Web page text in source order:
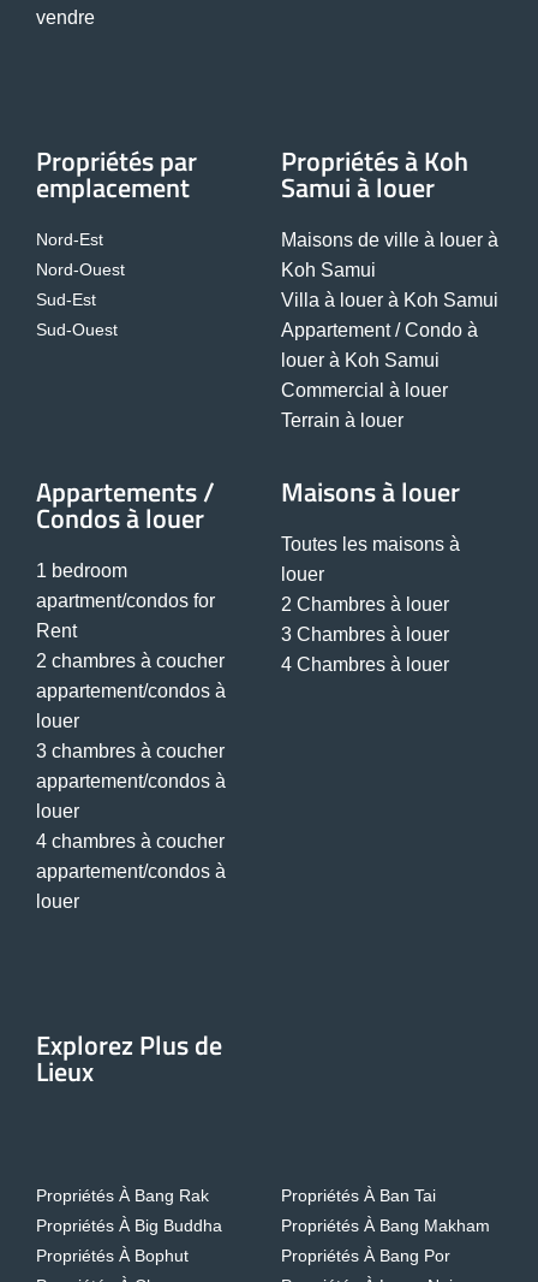
vendre
Propriétés par
emplacement
Nord-Est
Nord-Ouest
Sud-Est
Sud-Ouest
Propriétés à Koh
Samui à louer
Maisons de ville à louer à
Koh Samui
Villa à louer à Koh Samui
Appartement / Condo à
louer à Koh Samui
Commercial à louer
Terrain à louer
Appartements /
Condos à louer
1 bedroom
apartment/condos for
Rent
2 chambres à coucher
appartement/condos à
louer
3 chambres à coucher
appartement/condos à
louer
4 chambres à coucher
appartement/condos à
louer
Maisons à louer
Toutes les maisons à
louer
2 Chambres à louer
3 Chambres à louer
4 Chambres à louer
Explorez Plus de
Lieux
Propriétés À Bang Rak
Propriétés À Big Buddha
Propriétés À Bophut
Propriétés À Ban Tai
Propriétés À Bang Makham
Propriétés À Bang Por